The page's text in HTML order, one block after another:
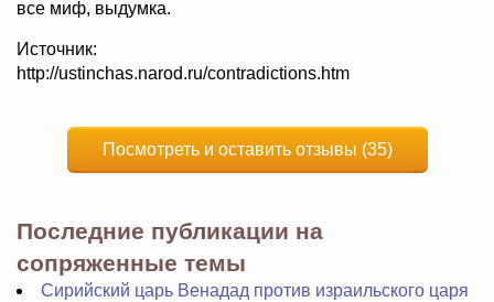
все миф, выдумка.
Источник:
http://ustinchas.narod.ru/contradictions.htm
Посмотреть и оставить отзывы (35)
Последние публикации на
сопряженные темы
Сирийский царь Венадад против израильского царя